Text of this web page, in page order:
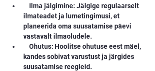
Ilma jälgimine: Jälgige regulaarselt
ilmateadet ja lumetingimusi, et
planeerida oma suusatamise päevi
vastavalt ilmaoludele.
Ohutus: Hoolitse ohutuse eest mäel,
kandes sobivat varustust ja järgides
suusatamise reegleid.